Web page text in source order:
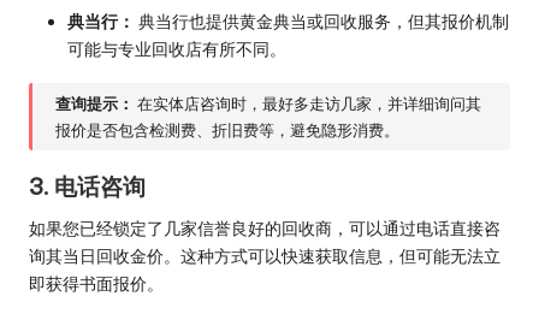
典当行： 典当行也提供黄金典当或回收服务，但其报价机制
可能与专业回收店有所不同。
查询提示： 在实体店咨询时，最好多走访几家，并详细询问其
报价是否包含检测费、折旧费等，避免隐形消费。
3. 电话咨询
如果您已经锁定了几家信誉良好的回收商，可以通过电话直接咨
询其当日回收金价。这种方式可以快速获取信息，但可能无法立
即获得书面报价。